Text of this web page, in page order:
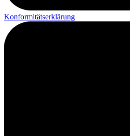
Konformitätserklärung